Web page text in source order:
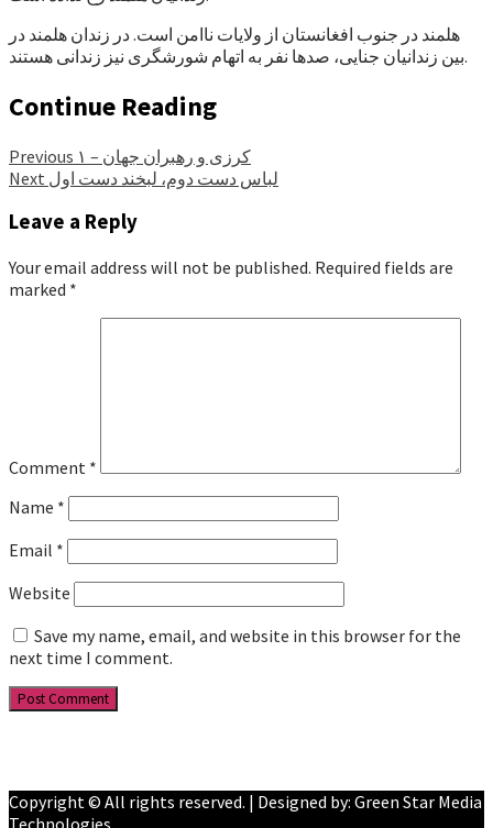
هلمند در جنوب افغانستان از ولایات ناامن است. در زندان هلمند در
بین زندانیان جنایی، صدها نفر به اتهام شورشگری نیز زندانی هستند.
Continue Reading
Previous
کرزی و رهبران جهان – ۱
Next لباس دست دوم، لبخند دست اول
Leave a Reply
Your email address will not be published. Required fields are
marked *
Comment *
Name *
Email *
Website
Save my name, email, and website in this browser for the
next time I comment.
Copyright © All rights reserved. | Designed by: Green Star Media